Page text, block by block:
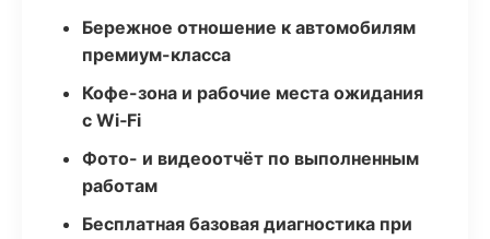
Бережное отношение к автомобилям
премиум-класса
Кофе-зона и рабочие места ожидания
с Wi‑Fi
Фото- и видеоотчёт по выполненным
работам
Бесплатная базовая диагностика при